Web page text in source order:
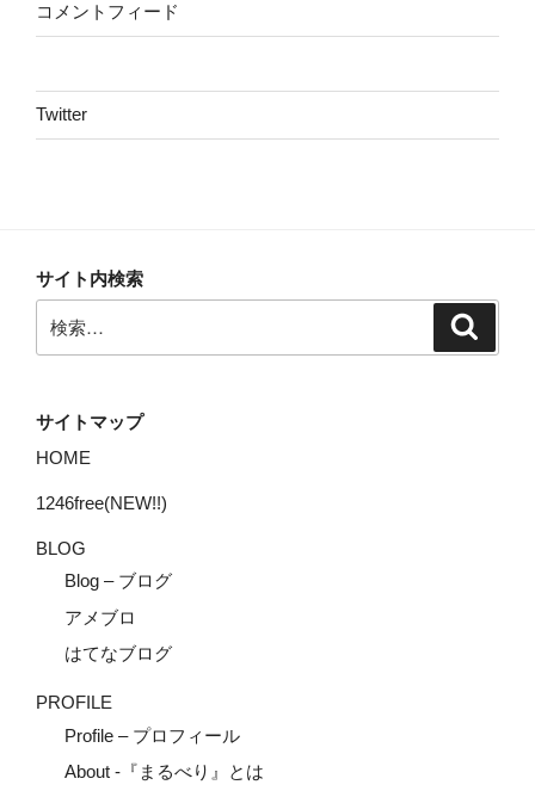
コメントフィード
Twitter
サイト内検索
索:
サイトマップ
HOME
1246free(NEW!!)
BLOG
Blog – ブログ
アメブロ
はてなブログ
PROFILE
Profile – プロフィール
About -『まるべり』とは